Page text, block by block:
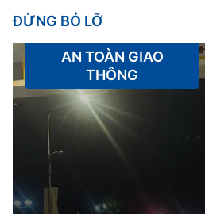
ĐỪNG BỎ LỠ
AN TOÀN GIAO
THÔNG